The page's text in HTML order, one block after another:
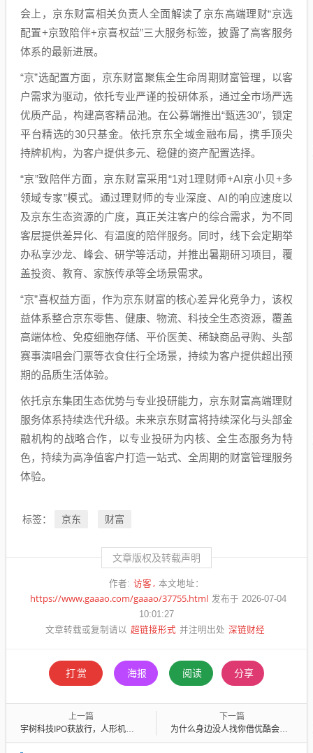
会上，京东财富相关负责人全面解读了京东高端理财“京选
配置+京致陪伴+京喜权益”三大服务标签，披露了高客服务
体系的最新进展。
“京”选配置方面，京东财富聚焦全生命周期财富管理，以客
户需求为驱动，依托专业严谨的投研体系，通过全市场严选
优质产品，构建高客精品池。在公募端推出“甄选30”，锁定
平台精选的30只基金。依托京东全域金融布局，携手顶尖
持牌机构，为客户提供多元、稳健的资产配置选择。
“京”致陪伴方面，京东财富采用“1对1理财师+AI京小贝+多
领域专家”模式。通过理财师的专业深度、AI的响应速度以
及京东生态资源的广度，真正关注客户的综合需求，为不同
客层提供差异化、有温度的陪伴服务。同时，线下会定期举
办私享沙龙、峰会、研学等活动，并推出暑期研习项目，覆
盖投资、教育、家族传承等全场景需求。
“京”喜权益方面，作为京东财富的核心差异化竞争力，该权
益体系整合京东零售、健康、物流、科技全生态资源，覆盖
高端体检、免疫细胞存储、平价医美、稀缺商品寻购、头部
赛事演唱会门票等衣食住行全场景，持续为客户提供超出预
期的品质生活体验。
依托京东集团生态优势与专业投研能力，京东财富高端理财
服务体系持续迭代升级。未来京东财富将持续深化与头部金
融机构的战略合作，以专业投研为内核、全生态服务为特
色，持续为高净值客户打造一站式、全周期的财富管理服务
体验。
标签： 京东 财富
文章版权及转载声明
作者: 访客 本文地址：
https://www.gaaao.com/gaaao/37755.html 发布于 2026-07-04
10:01:27
文章转载或复制请以 超链接形式 并注明出处 深链财经
打赏 海报 阅读 分享
上一篇
宇树科技IPO获放行，人形机器人走出今年最强行情：A股下一轮主线来了？
下一篇
为什么身边没人找你借优酷会员了？